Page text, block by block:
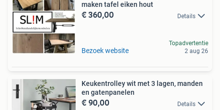
maken tafel eiken hout
€ 360,00 Details
Bezoek website
Topadvertentie
2 aug 26
Keukentrolley wit met 3 lagen, manden
en gatenpanelen
€ 90,00 Details